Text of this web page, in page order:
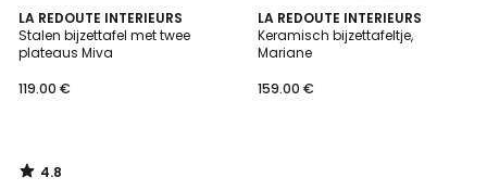
LA REDOUTE INTERIEURS
Stalen bijzettafel met twee
plateaus Miva
119.00 €
4.8
/ 5
4.8
/
LA REDOUTE INTERIEURS
Keramisch bijzettafeltje,
Mariane
159.00 €